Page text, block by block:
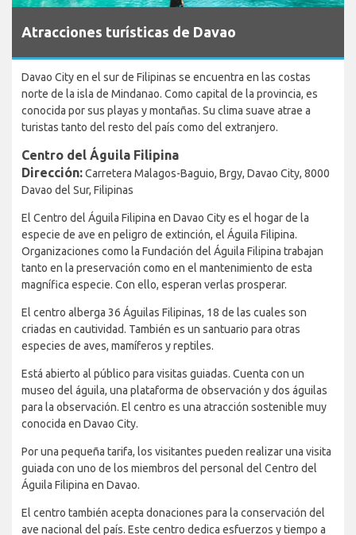
Atracciones turísticas de Davao
Davao City en el sur de Filipinas se encuentra en las costas
norte de la isla de Mindanao. Como capital de la provincia, es
conocida por sus playas y montañas. Su clima suave atrae a
turistas tanto del resto del país como del extranjero.
Centro del Águila Filipina
Dirección:Carretera Malagos-Baguio, Brgy, Davao City, 8000
Davao del Sur, Filipinas
El Centro del Águila Filipina en Davao City es el hogar de la
especie de ave en peligro de extinción, el Águila Filipina.
Organizaciones como la Fundación del Águila Filipina trabajan
tanto en la preservación como en el mantenimiento de esta
magnífica especie. Con ello, esperan verlas prosperar.
El centro alberga 36 Águilas Filipinas, 18 de las cuales son
criadas en cautividad. También es un santuario para otras
especies de aves, mamíferos y reptiles.
Está abierto al público para visitas guiadas. Cuenta con un
museo del águila, una plataforma de observación y dos águilas
para la observación. El centro es una atracción sostenible muy
conocida en Davao City.
Por una pequeña tarifa, los visitantes pueden realizar una visita
guiada con uno de los miembros del personal del Centro del
Águila Filipina en Davao.
El centro también acepta donaciones para la conservación del
ave nacional del país. Este centro dedica esfuerzos y tiempo a